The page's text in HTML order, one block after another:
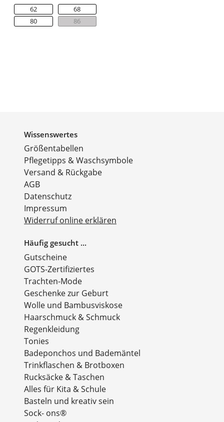
62
68
80
86
Wissenswertes
Größentabellen
Pflegetipps & Waschsymbole
Versand & Rückgabe
AGB
Datenschutz
Impressum
Widerruf online erklären
Häufig gesucht ...
Gutscheine
GOTS-Zertifiziertes
Trachten-Mode
Geschenke zur Geburt
Wolle und Bambusviskose
Haarschmuck & Schmuck
Regenkleidung
Tonies
Badeponchos und Bademäntel
Trinkflaschen & Brotboxen
Rucksäcke & Taschen
Alles für Kita & Schule
Basteln und kreativ sein
Sock- ons®